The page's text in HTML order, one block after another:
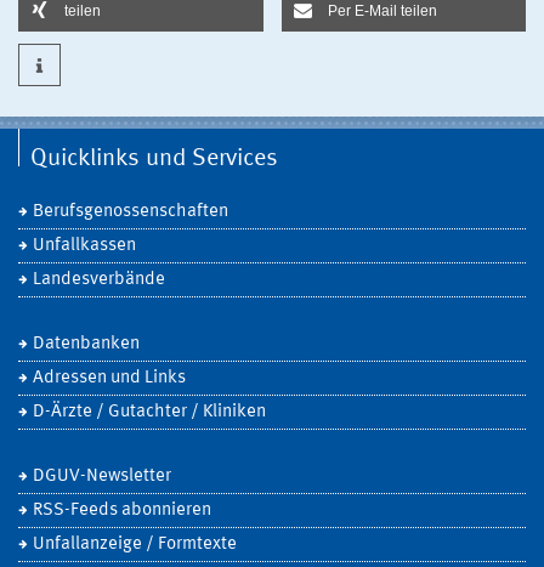
teilen Per E-Mail teilen
Quicklinks und Services
Berufsgenossenschaften
Unfallkassen
Landesverbände
Datenbanken
Adressen und Links
D-Ärzte / Gutachter / Kliniken
DGUV-Newsletter
RSS-Feeds abonnieren
Unfallanzeige / Formtexte